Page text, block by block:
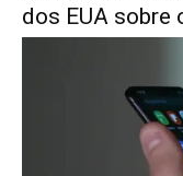
dos EUA sobre